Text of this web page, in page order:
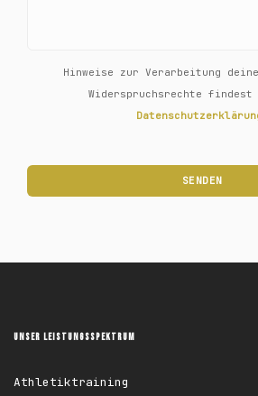
Hinweise zur Verarbeitung
Widerspruchsrechte
UNSER LEISTUNGSSPEKTRUM
Athletiktraining